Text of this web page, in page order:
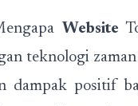
Website
teknologi
dampak positif